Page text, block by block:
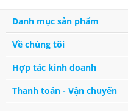
Danh mục sản phẩm
Về chúng tôi
Hợp tác kinh doanh
Thanh toán - Vận chuyển